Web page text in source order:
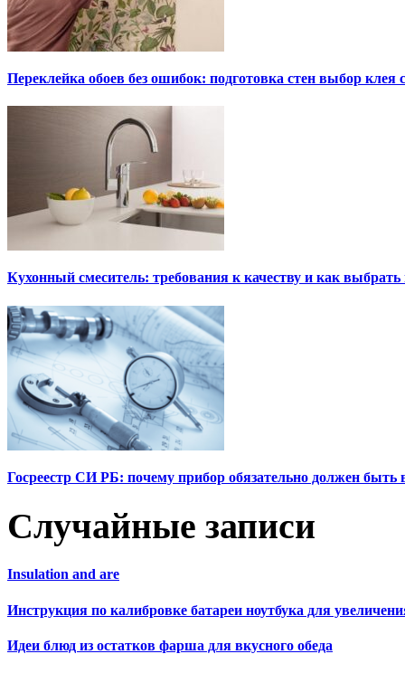
Переклейка обоев без ошибок: подготовка стен выбор клея
Кухонный смеситель: требования к качеству и как
Госреестр СИ РБ: почему прибор обязательно должен быть
Случайные записи
Insulation and are
Инструкция по калибровке батареи ноутбука для
Идеи блюд из остатков фарша для вкусного обеда